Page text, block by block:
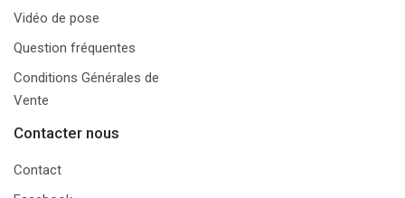
Vidéo de pose
Question fréquentes
Conditions Générales de
Vente
Contacter nous
Contact